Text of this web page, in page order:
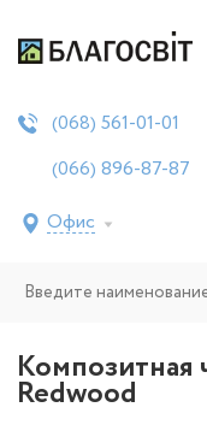
(068) 561-01-01
(066) 896-87-87
Офис
Композитная
Redwood